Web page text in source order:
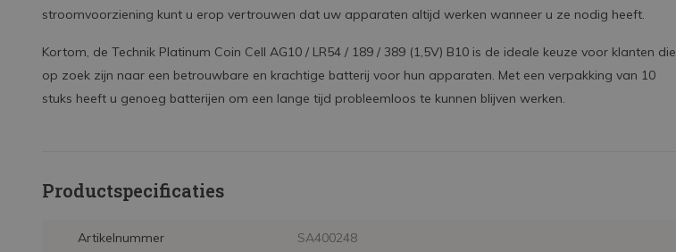
stroomvoorziening kunt u erop vertrouwen dat uw apparaten altijd werken wanneer u ze nodig heeft.
Kortom, de Technik Platinum Coin Cell AG10 / LR54 / 189 / 389 (1,5V) B10 is de ideale keuze voor klanten die
op zoek zijn naar een betrouwbare en krachtige batterij voor hun apparaten. Met een verpakking van 10
stuks heeft u genoeg batterijen om een lange tijd probleemloos te kunnen blijven werken.
Productspecificaties
Artikelnummer SA400248